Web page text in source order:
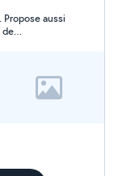
aussi
de